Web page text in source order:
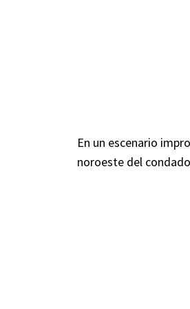
En un escenario
noroeste del